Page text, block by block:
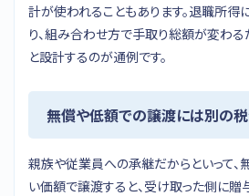
計が使われることもあります。退職所
り、組み合わせ方で手取り総額が変わ
と設計するのが通例です。
無償や低額での譲渡には別の
親族や従業員への承継だからといって、
い価額で譲渡すると、受け取った側に贈